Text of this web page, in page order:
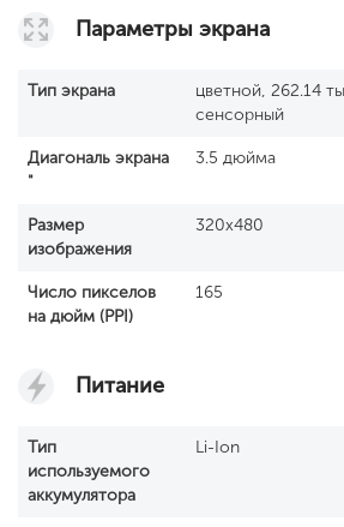
Параметры экрана
Тип экрана
цветной, 262.14
сенсорный
Диагональ экрана
"
3.5 дюйма
Размер
изображения
320x480
Число пикселов
на дюйм (PPI)
165
Питание
Тип
используемого
аккумулятора
Li-Ion